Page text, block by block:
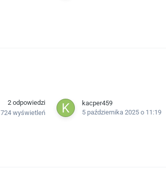
2 odpowiedzi
724 wyświetleń
kacper459
5 października 2025 o 11:19